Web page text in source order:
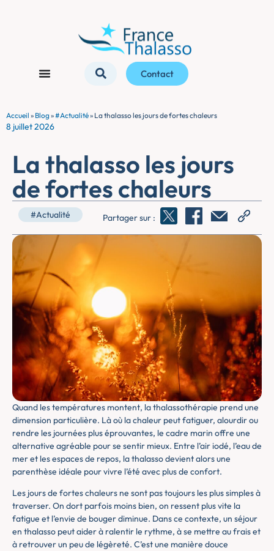
Contact
Accueil » Blog»#Actualité» La thalasso les jours de fortes chaleurs
8 juillet 2026
La thalasso les jours
de fortes chaleurs
#Actualité Partager sur :
Quand les températures montent, la thalassothérapie prend une
dimension particulière. Là où la chaleur peut fatiguer, alourdir ou
rendre les journées plus éprouvantes, le cadre marin offre une
alternative agréable pour se sentir mieux. Entre l’air iodé, l’eau de
mer et les espaces de repos, la thalasso devient alors une
parenthèse idéale pour vivre l’été avec plus de confort.
Les jours de fortes chaleurs ne sont pas toujours les plus simples à
traverser. On dort parfois moins bien, on ressent plus vite la
fatigue et l’envie de bouger diminue. Dans ce contexte, un séjour
en thalasso peut aider à ralentir le rythme, à se mettre au frais et
à retrouver un peu de légèreté. C’est une manière douce